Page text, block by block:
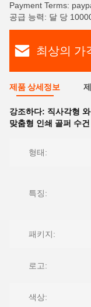
Payment Terms:
공급 능력: 달 당
최상의 가
제품 상세정보
강조하다: 직사각형
맞춤형 인쇄 골퍼 수건
형태:
특징:
패키지:
로고:
색상: